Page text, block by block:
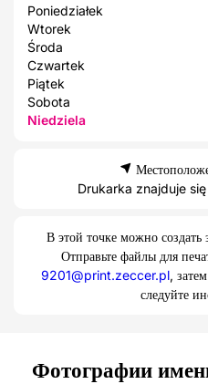
Poniedziałek
Wtorek
Środa
Czwartek
Piątek
Sobota
Niedziela
Drukarka znajduje
В этой точке можно создать
Отправьте файлы для
9201@print.zeccer.pl,
следуйте
Фотографии